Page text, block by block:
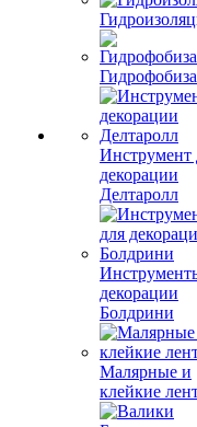
Инструмент
декорации
Делтаролл
декорации
Болдрини
Малярные и
клейкие